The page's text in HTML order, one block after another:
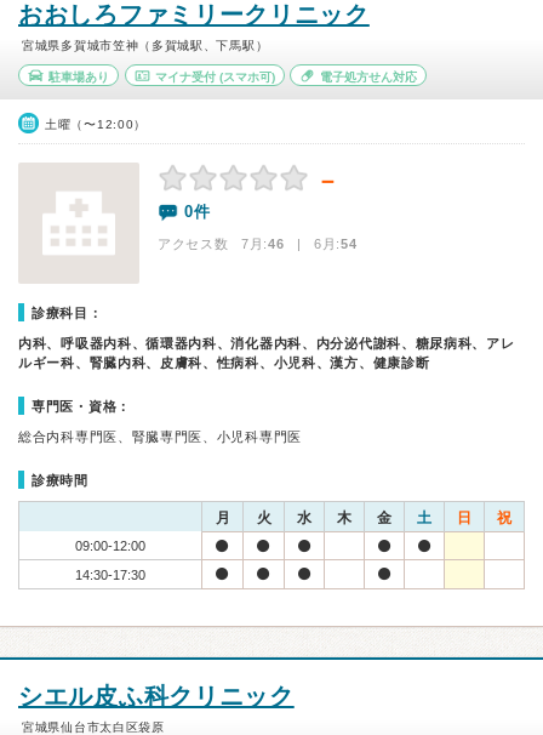
おおしろファミリークリニック
宮城県多賀城市笠神（多賀城駅、下馬駅）
駐車場あり マイナ受付(スマホ可) 電子処方せん対応
土曜（〜12:00）
－
0件
アクセス数 7月:46 | 6月:54
診療科目：
内科、呼吸器内科、循環器内科、消化器内科、内分泌代謝科、糖尿病科、アレ
ルギー科、腎臓内科、皮膚科、性病科、小児科、漢方、健康診断
専門医・資格：
総合内科専門医、腎臓専門医、小児科専門医
診療時間
月 火 水 木 金 土 日 祝
09:00-12:00
14:30-17:30
シエル皮ふ科クリニック
宮城県仙台市太白区袋原